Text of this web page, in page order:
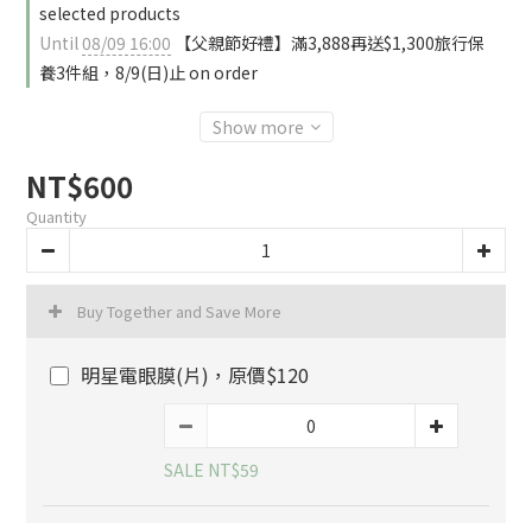
selected products
Until08/09 16:00 【父親節好禮】滿3,888再送$1,300旅行保
養3件組，8/9(日)止 on order
Show more
NT$600
Quantity
Buy Together and Save More
明星電眼膜(片)，原價$120
SALE NT$59